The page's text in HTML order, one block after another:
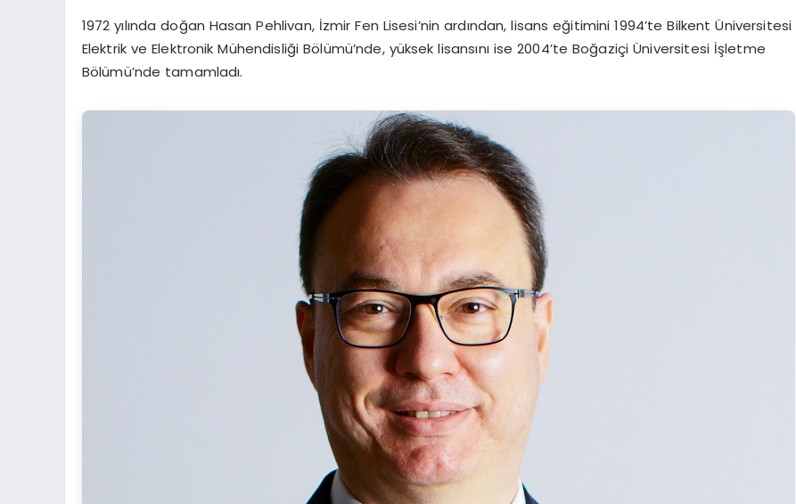
1972 yılında doğan Hasan Pehlivan, İzmir Fen Lisesi’nin ardından, lisans eğitimini 1994’te Bilkent Üniversitesi
Elektrik ve Elektronik Mühendisliği Bölümü’nde, yüksek lisansını ise 2004’te Boğaziçi Üniversitesi İşletme
Bölümü’nde tamamladı.